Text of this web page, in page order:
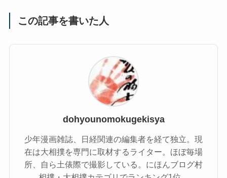
この記事を書いた人
dohyounomokugekisya
少年漫画雑誌、日経関連の編集者を経て独立。現
在は大相撲を専門に取材するライター。ほぼ毎場
所、自ら土俵際で撮影している。にほんブログ村